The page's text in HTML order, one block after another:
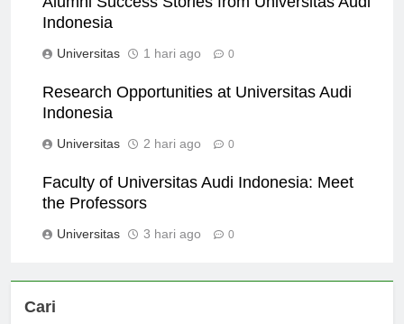
Alumni Success Stories from Universitas Audi
Research Opportunities at Universitas Audi
Faculty of Universitas Audi Indonesia: Meet